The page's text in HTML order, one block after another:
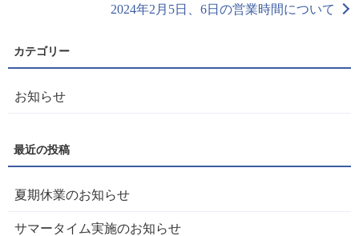
2024年2月5日、6日の営業時間について
お知らせ
夏期休業のお知らせ
サマータイム実施のお知らせ